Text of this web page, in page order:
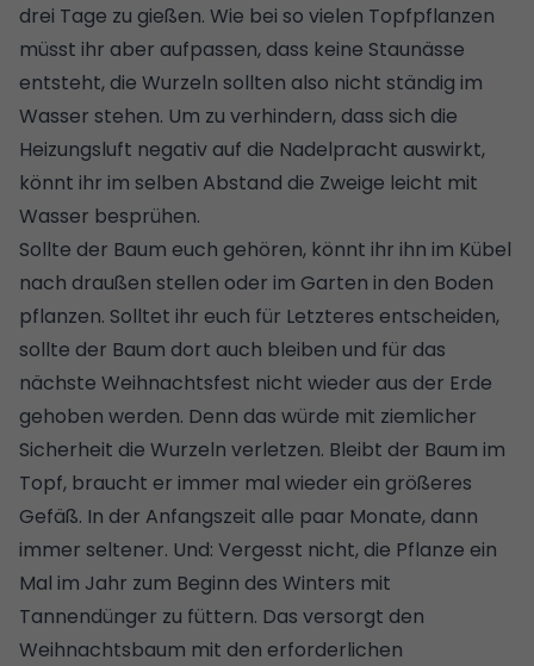
drei Tage zu gießen. Wie bei so vielen Topfpflanzen
müsst ihr aber aufpassen, dass keine Staunässe
entsteht, die Wurzeln sollten also nicht ständig im
Wasser stehen. Um zu verhindern, dass sich die
Heizungsluft negativ auf die Nadelpracht auswirkt,
könnt ihr im selben Abstand die Zweige leicht mit
Wasser besprühen.
Sollte der Baum euch gehören, könnt ihr ihn im Kübel
nach draußen stellen oder im Garten in den Boden
pflanzen. Solltet ihr euch für Letzteres entscheiden,
sollte der Baum dort auch bleiben und für das
nächste Weihnachtsfest nicht wieder aus der Erde
gehoben werden. Denn das würde mit ziemlicher
Sicherheit die Wurzeln verletzen. Bleibt der Baum im
Topf, braucht er immer mal wieder ein größeres
Gefäß. In der Anfangszeit alle paar Monate, dann
immer seltener. Und: Vergesst nicht, die Pflanze ein
Mal im Jahr zum Beginn des Winters mit
Tannendünger zu füttern. Das versorgt den
Weihnachtsbaum mit den erforderlichen